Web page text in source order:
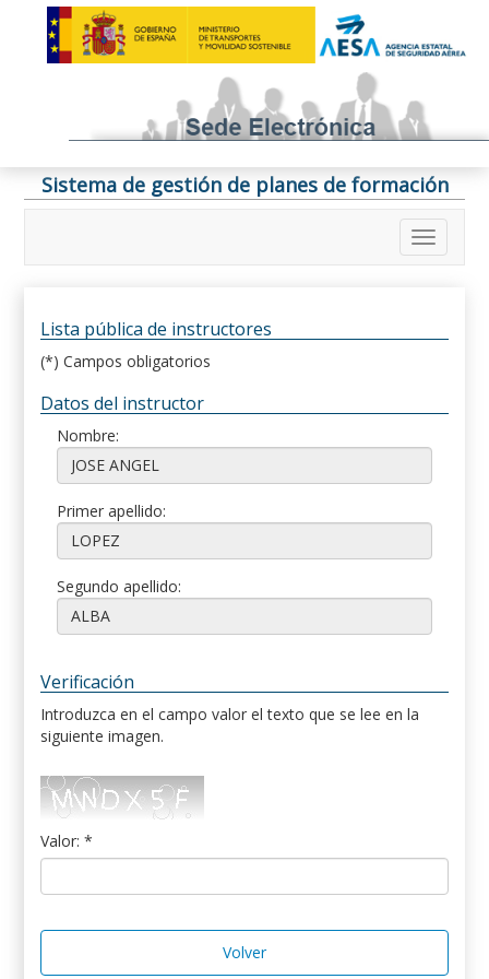
Sistema de gestión de planes de formación
Lista pública de instructores
(*) Campos obligatorios
Datos del instructor
Nombre:
Primer apellido:
Segundo apellido:
Verificación
Introduzca en el campo valor el texto que se lee en la
siguiente imagen.
Valor: *
Volver